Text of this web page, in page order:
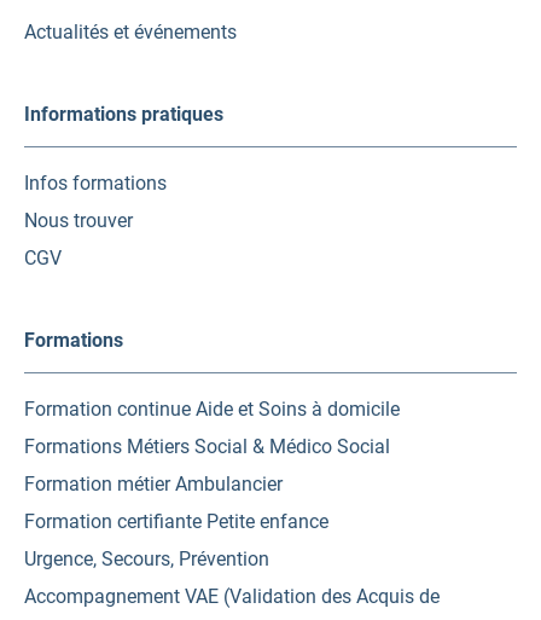
Actualités et événements
Informations pratiques
Infos formations
Nous trouver
CGV
Formations
Formation continue Aide et Soins à domicile
Formations Métiers Social & Médico Social
Formation métier Ambulancier
Formation certifiante Petite enfance
Urgence, Secours, Prévention
Accompagnement VAE (Validation des Acquis de